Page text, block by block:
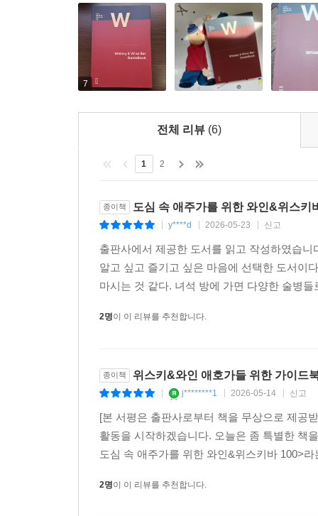
7
전체 리뷰 (6)
1 2
종이책 도심 속 애주가를 위한 와인&위스키
y****d 2026-05-23 신고
출판사에서 제공한 도서를 읽고 작성하였습
알고 싶고 즐기고 싶은 마음에 선택한 도서이
마시는 것 같다. 녀석 방에 가면 다양한 술병
2명이 이 리뷰를 추천합니다.
종이책 위스키&와인 애호가들 위한 가이드
j********1 2026-05-14 신고
[본 서평은 출판사로부터 책을 무상으로 제공
활동을 시작하겠습니다. 오늘은 좀 특별한 책
도심 속 애주가를 위한 와인&위스키바 100>
2명이 이 리뷰를 추천합니다.